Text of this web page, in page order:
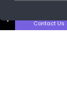
↓ Contact Us